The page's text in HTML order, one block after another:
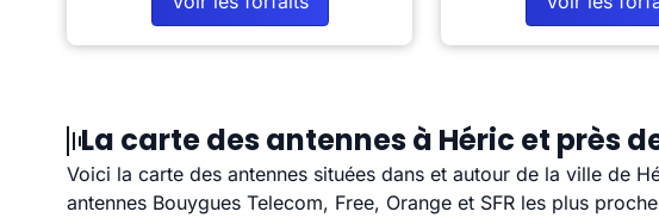
La carte des antennes à Héric et près
Voici la carte des antennes situées dans et autour de la ville de
antennes Bouygues Telecom, Free, Orange et SFR les plus